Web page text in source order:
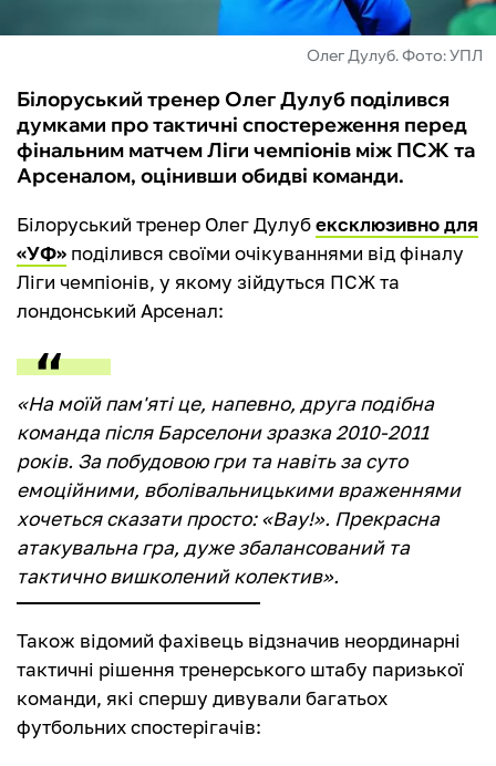
Олег Дулуб. Фото: УПЛ
Білоруський тренер Олег Дулуб поділився
думками про тактичні спостереження перед
фінальним матчем Ліги чемпіонів між ПСЖ та
Арсеналом, оцінивши обидві команди.
Білоруський тренер Олег Дулубексклюзивно для
«УФ» поділився своїми очікуваннями від фіналу
Ліги чемпіонів, у якому зійдуться ПСЖ та
лондонський Арсенал:
«На моїй пам'яті це, напевно, друга подібна
команда після Барселони зразка 2010-2011
років. За побудовою гри та навіть за суто
емоційними, вболівальницькими враженнями
хочеться сказати просто: «Вау!». Прекрасна
атакувальна гра, дуже збалансований та
тактично вишколений колектив».
Також відомий фахівець відзначив неординарні
тактичні рішення тренерського штабу паризької
команди, які спершу дивували багатьох
футбольних спостерігачів: